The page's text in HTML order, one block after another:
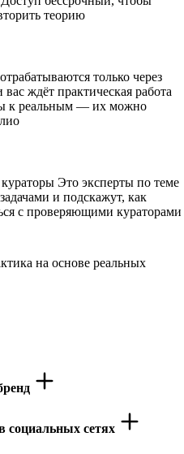
теорию
только через
ждёт практическая работа
к реальным — их можно
Это эксперты по теме
и подскажут, как
с проверяющими кураторами
на основе реальных
социальных сетях